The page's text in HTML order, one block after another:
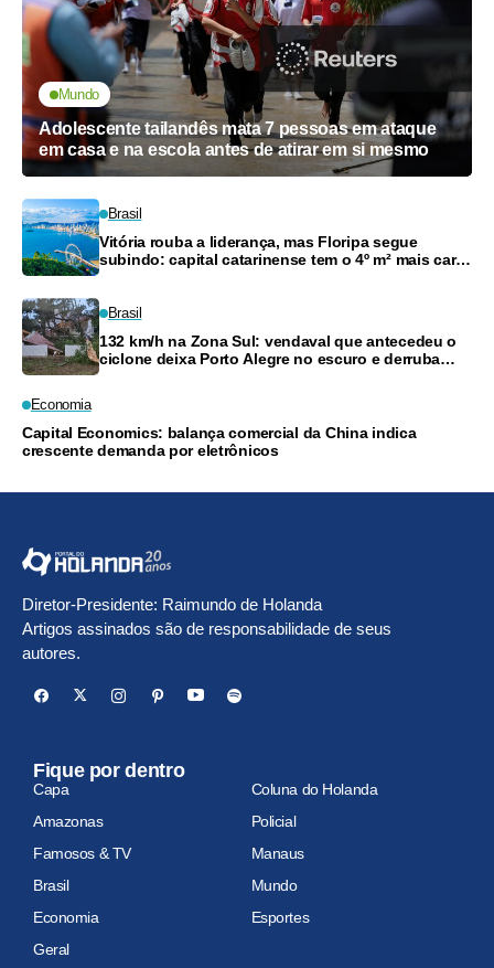
Mundo
Adolescente tailandês mata 7 pessoas em ataque
em casa e na escola antes de atirar em si mesmo
Brasil
Vitória rouba a liderança, mas Floripa segue
subindo: capital catarinense tem o 4º m² mais caro
Brasil
132 km/h na Zona Sul: vendaval que antecedeu o
ciclone deixa Porto Alegre no escuro e derruba
Economia
Capital Economics: balança comercial da China indica
crescente demanda por eletrônicos
Diretor-Presidente: Raimundo de Holanda
Artigos assinados são de responsabilidade de seus
autores.
Fique por dentro
Capa
Coluna do Holanda
Amazonas
Policial
Famosos & TV
Manaus
Brasil
Mundo
Economia
Esportes
Geral